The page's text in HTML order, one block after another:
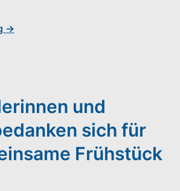
→
und
sich für
Frühstück